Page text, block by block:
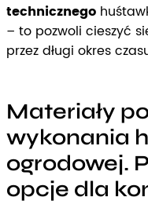
technicznego
– to pozwoli cieszyć
przez długi okres
Materiały
wykonania
ogrodowej.
opcje dla